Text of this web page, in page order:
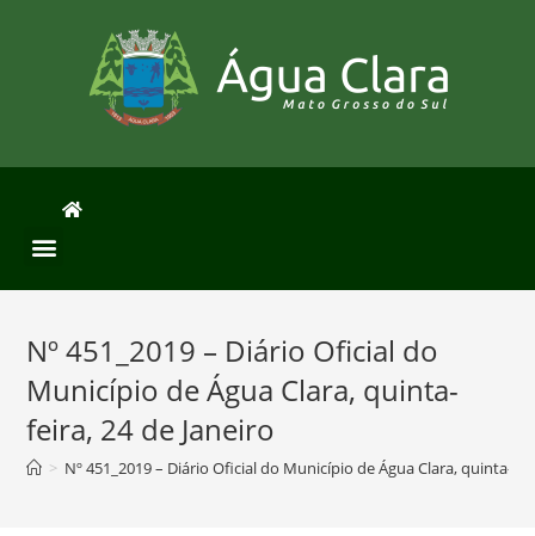
Nº 451_2019 – Diário Oficial do
Município de Água Clara, quinta-
feira, 24 de Janeiro
> Nº 451_2019 – Diário Oficial do Município de Água Clara, quinta-